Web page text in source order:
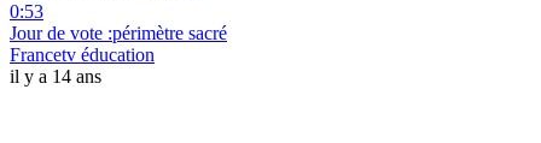
0:53
Jour de vote :périmètre sacré
Francetv éducation
il y a 14 ans